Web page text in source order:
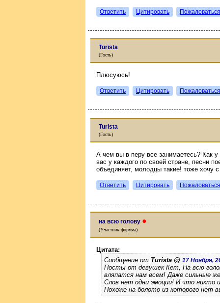
Ответить Цитировать Пожаловаться
Turista
(Гость)
Плюсуюсь!
Ответить Цитировать Пожаловаться
Turista
(Гость)
А чем вы в перу все занимаетесь? Как
вас у каждого по своей стране, песни
объединяет, молодцы такие! тоже хочу
Ответить Цитировать Пожаловаться
на всю голову ●
(Участник форума)
Цитата:
Сообщение от Turista @ 17 Ноября,
Посты от девушек Кет, На всю
вляпатся нам всем! Даже сильные
Слов нет одни эмоции! И что никто
Похоже на болото из которого нет